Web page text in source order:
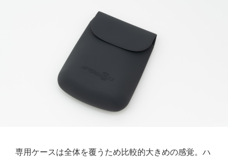
専用ケースは全体を覆うため比較的大きめの感覚。ハ